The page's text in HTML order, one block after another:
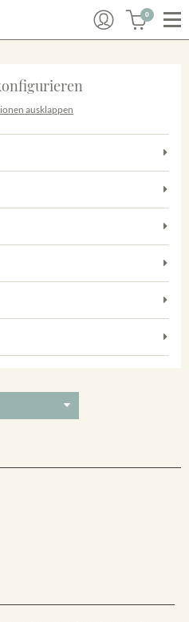
0
ausklappen